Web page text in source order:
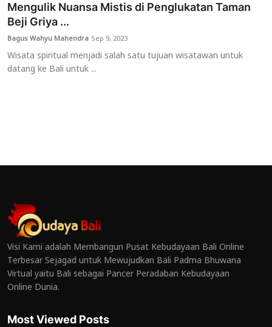
Mengulik Nuansa Mistis di Penglukatan Taman
Beji Griya ...
Bagus Wahyu Mahendra Sep 9, 2023
Wisata spiritual menjadi salah satu tujuan wisatawan untuk
datang ke Bali untuk ...
Visi Kami adalah Membangun Pusat Kebudayaan Bali Online
Terbesar Sejagad untuk Mewujudkan Bali Padma Bhuwana
Virtual yaitu Bali sebagai Pancer Peradaban Kebudayaan
Online Dunia.
Most Viewed Posts